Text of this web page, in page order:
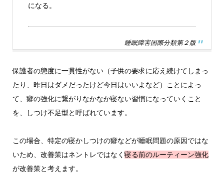
になる。
睡眠障害国際分類第２版
保護者の態度に一貫性がない（子供の要求に応え続けてしまっ
たり、昨日はダメだったけど今日はいいよなど）ことによっ
て、癖の強化に繋がりなかなか寝ない習慣になっていくこと
を、しつけ不足型と呼ばれています。
この場合、特定の寝かしつけの癖などが睡眠問題の原因ではな
いため、改善策はネントレではなく寝る前のルーティーン強化
が改善策と考えます。